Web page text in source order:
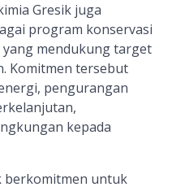
Gresik juga
program konservasi
mendukung target
Komitmen tersebut
pengurangan
kepada
berkomitmen untuk